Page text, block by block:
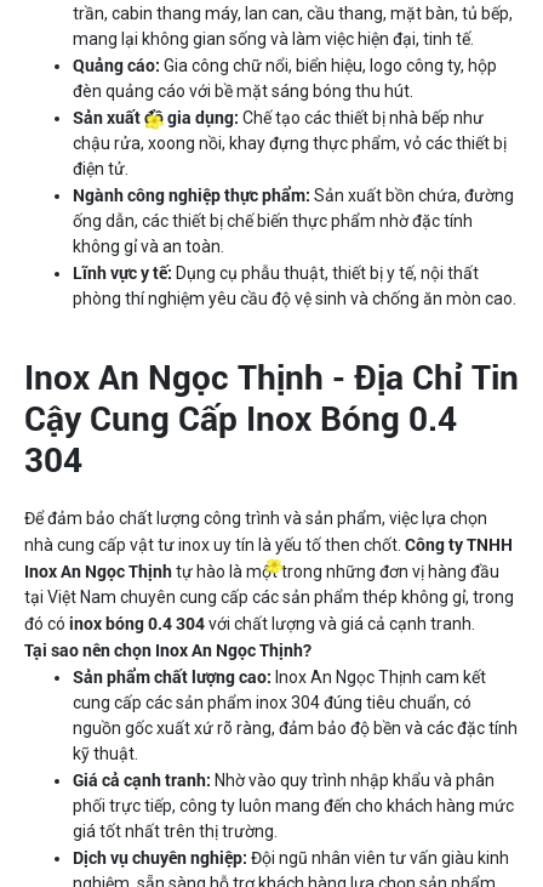
trần, cabin thang máy, lan can, cầu thang, mặt bàn, tủ bếp,
mang lại không gian sống và làm việc hiện đại, tinh tế.
Quảng cáo: Gia công chữ nổi, biển hiệu, logo công ty, hộp
đèn quảng cáo với bề mặt sáng bóng thu hút.
Sản xuất đồ gia dụng: Chế tạo các thiết bị nhà bếp như
chậu rửa, xoong nồi, khay đựng thực phẩm, vỏ các thiết bị
điện tử.
Ngành công nghiệp thực phẩm: Sản xuất bồn chứa, đường
ống dẫn, các thiết bị chế biến thực phẩm nhờ đặc tính
không gỉ và an toàn.
Lĩnh vực y tế: Dụng cụ phẫu thuật, thiết bị y tế, nội thất
phòng thí nghiệm yêu cầu độ vệ sinh và chống ăn mòn cao.
Inox An Ngọc Thịnh - Địa Chỉ Tin
Cậy Cung Cấp Inox Bóng 0.4
304
Để đảm bảo chất lượng công trình và sản phẩm, việc lựa chọn
nhà cung cấp vật tư inox uy tín là yếu tố then chốt. Công ty TNHH
Inox An Ngọc Thịnhtự hào là một trong những đơn vị hàng đầu
tại Việt Nam chuyên cung cấp các sản phẩm thép không gỉ, trong
đó có inox bóng 0.4 304với chất lượng và giá cả cạnh tranh.
Tại sao nên chọn Inox An Ngọc Thịnh?
Sản phẩm chất lượng cao: Inox An Ngọc Thịnh cam kết
cung cấp các sản phẩm inox 304 đúng tiêu chuẩn, có
nguồn gốc xuất xứ rõ ràng, đảm bảo độ bền và các đặc tính
kỹ thuật.
Giá cả cạnh tranh: Nhờ vào quy trình nhập khẩu và phân
phối trực tiếp, công ty luôn mang đến cho khách hàng mức
giá tốt nhất trên thị trường.
Dịch vụ chuyên nghiệp: Đội ngũ nhân viên tư vấn giàu kinh
nghiệm, sẵn sàng hỗ trợ khách hàng lựa chọn sản phẩm